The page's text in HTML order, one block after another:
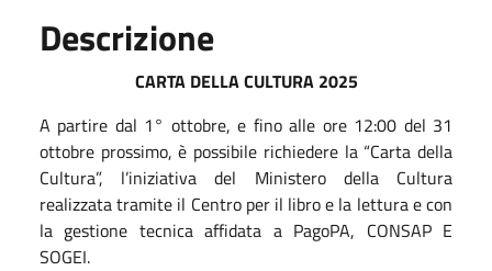
Descrizione
CARTA DELLA CULTURA 2025
A partire dal 1° ottobre, e fino alle ore 12:00 del 31
ottobre prossimo, è possibile richiedere la “Carta della
Cultura”, l’iniziativa del Ministero della Cultura
realizzata tramite il Centro per il libro e la lettura e con
la gestione tecnica affidata a PagoPA, CONSAP E
SOGEI.